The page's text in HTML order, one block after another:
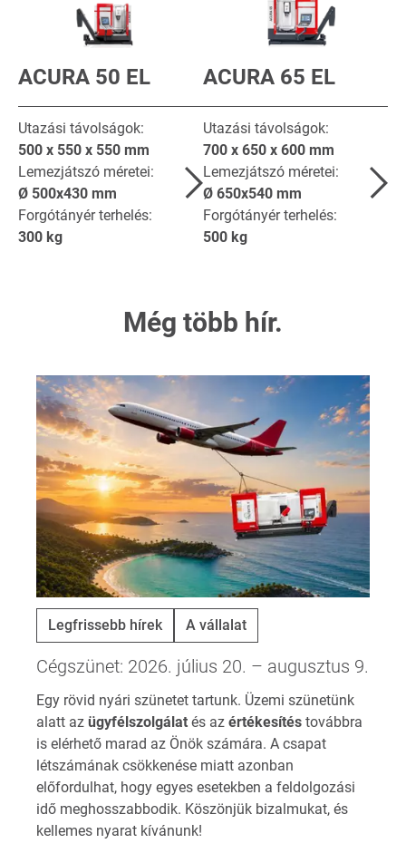
ACURA 50 EL
Utazási távolságok:
500 x 550 x 550 mm
Lemezjátszó méretei:
Ø 500x430 mm
Forgótányér terhelés:
300 kg
ACURA 65 EL
Utazási távolságok:
700 x 650 x 600 mm
Lemezjátszó méretei:
Ø 650x540 mm
Forgótányér terhelés:
500 kg
Még több hír.
Legfrissebb hírek A vállalat
Cégszünet: 2026. július 20. – augusztus 9.
Egy rövid nyári szünetet tartunk. Üzemi szünetünk
alatt az ügyfélszolgálat és az értékesítés továbbra
is elérhető marad az Önök számára. A csapat
létszámának csökkenése miatt azonban
előfordulhat, hogy egyes esetekben a feldolgozási
idő meghosszabbodik. Köszönjük bizalmukat, és
kellemes nyarat kívánunk!